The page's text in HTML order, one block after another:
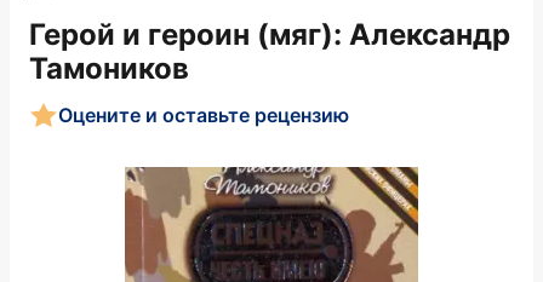
Герой и героин (мяг): Александр
Тамоников
Оцените и оставьте рецензию